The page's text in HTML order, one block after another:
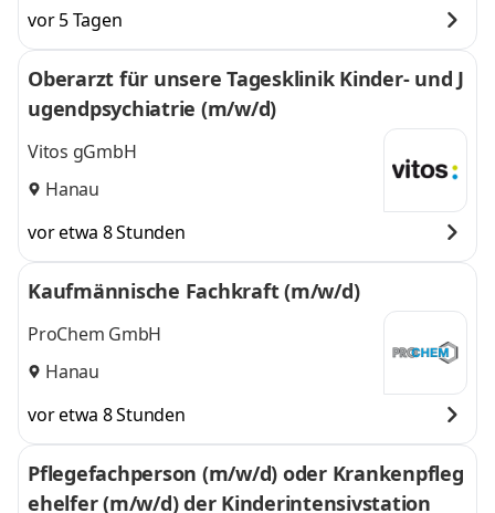
Kassel, Offenbach
am Main,
Göttingen,
Salzgitter, Hanau,
Göttingen, Salzgitter,
Hanau, Gießenund 6
weitere
vor 5 Tagen
Oberarzt für unsere Tagesklinik Kinder- und J
ugendpsychiatrie (m/w/d)
Vitos gGmbH
Hanau
vor etwa 8 Stunden
Kaufmännische Fachkraft (m/w/d)
ProChem GmbH
Hanau
vor etwa 8 Stunden
Pflegefachperson (m/w/d) oder Krankenpfleg
ehelfer (m/w/d) der Kinderintensivstation